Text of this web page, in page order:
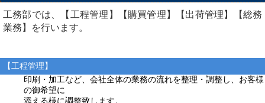
工務部では、【工程管理】【購買管理】【出荷管理】【総務
業務】を行います。
【工程管理】
印刷・加工など、会社全体の業務の流れを整理・調整し、お客様
の御希望に
添える様に調整致します。